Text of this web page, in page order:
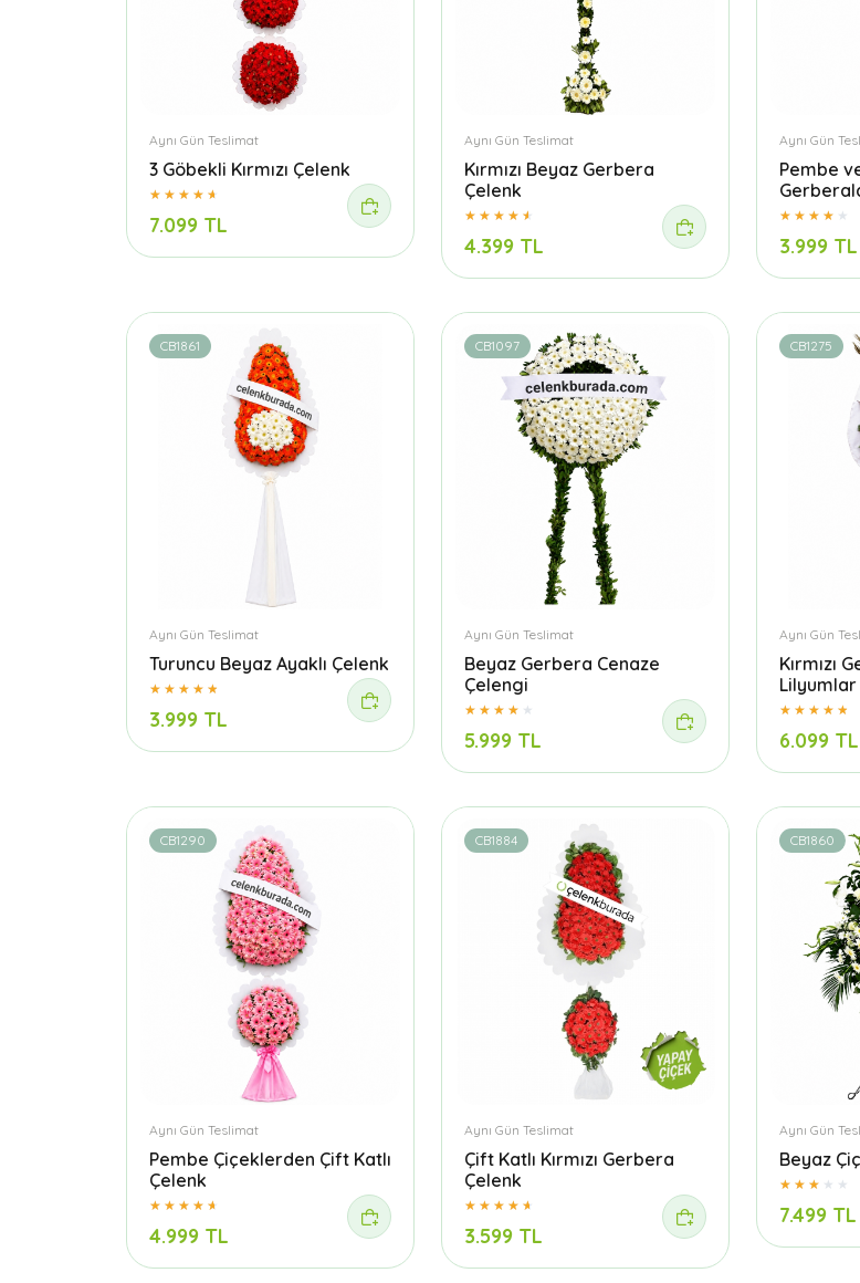
Aynı Gün Teslimat
3 Göbekli Kırmızı Çelenk
7.099 TL
Aynı Gün Teslimat
Kırmızı Beyaz Gerbera
Çelenk
4.399 TL
Aynı Gün
Pembe
3.999 TL
CB1861
Aynı Gün Teslimat
Turuncu Beyaz Ayaklı Çelenk
3.999 TL
CB1097
Aynı Gün Teslimat
Beyaz Gerbera Cenaze
Çelengi
5.999 TL
CB1275
Aynı Gün
Kırmızı
Lilyumlar
6.099 TL
CB1290
Aynı Gün Teslimat
Pembe Çiçeklerden Çift Katlı
Çelenk
4.999 TL
CB1884
Aynı Gün Teslimat
Çift Katlı Kırmızı Gerbera
Çelenk
3.599 TL
CB1860
Aynı Gün
Beyaz
7.499 TL